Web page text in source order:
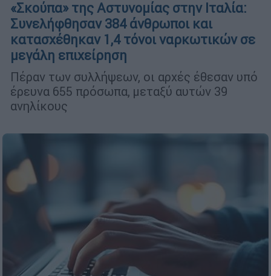
«Σκούπα» της Αστυνομίας στην Ιταλία:
Συνελήφθησαν 384 άνθρωποι και
κατασχέθηκαν 1,4 τόνοι ναρκωτικών σε
μεγάλη επιχείρηση
Πέραν των συλλήψεων, οι αρχές έθεσαν υπό
έρευνα 655 πρόσωπα, μεταξύ αυτών 39
ανηλίκους